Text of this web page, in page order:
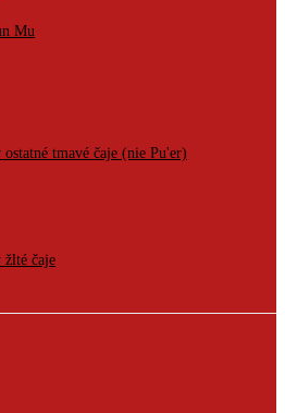
Mu
ostatné tmavé čaje (nie Pu'er)
žlté čaje